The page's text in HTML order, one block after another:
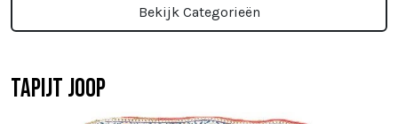
Bekijk Categorieën
Tapijt Joop